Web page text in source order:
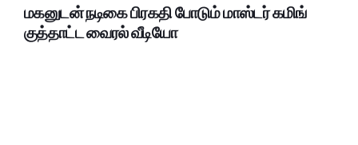
மகனுடன் நடிகை பிரகதி போடும் மாஸ்டர் கமிங்
குத்தாட்ட வைரல் வீடியோ